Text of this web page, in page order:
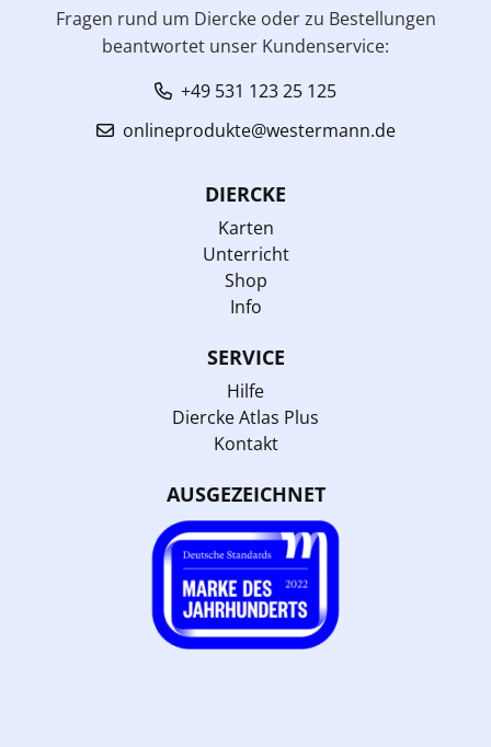
Fragen rund um Diercke oder zu Bestellungen
beantwortet unser Kundenservice:
+49 531 123 25 125
onlineprodukte@westermann.de
DIERCKE
Karten
Unterricht
Shop
Info
SERVICE
Hilfe
Diercke Atlas Plus
Kontakt
AUSGEZEICHNET